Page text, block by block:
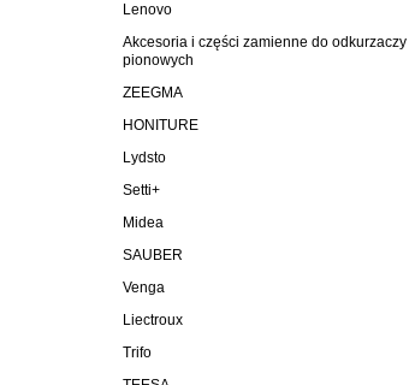
Lenovo
Akcesoria i części zamienne do odkurzaczy
pionowych
ZEEGMA
HONITURE
Lydsto
Setti+
Midea
SAUBER
Venga
Liectroux
Trifo